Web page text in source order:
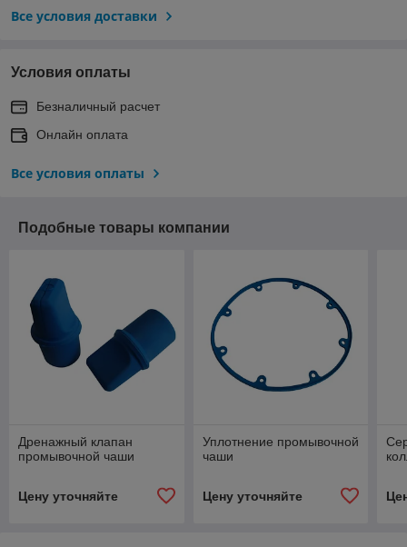
Все условия доставки
Условия оплаты
Безналичный расчет
Онлайн оплата
Все условия оплаты
Подобные товары компании
Дренажный клапан
промывочной чаши
Цену уточняйте
Уплотнение промывочной
чаши
Цену уточняйте